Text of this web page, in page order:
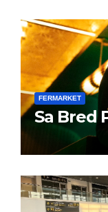
FERMARKET
Sa Bred